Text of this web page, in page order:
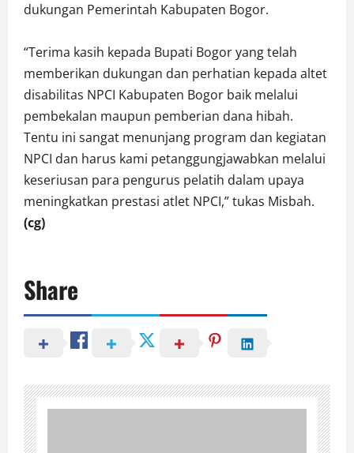
dukungan Pemerintah Kabupaten Bogor.
“Terima kasih kepada Bupati Bogor yang telah
memberikan dukungan dan perhatian kepada altet
disabilitas NPCI Kabupaten Bogor baik melalui
pembekalan maupun pemberian dana hibah.
Tentu ini sangat menunjang program dan kegiatan
NPCI dan harus kami petanggungjawabkan melalui
keseriusan para pengurus pelatih dalam upaya
meningkatkan prestasi atlet NPCI,” tukas Misbah.
(cg)
Share